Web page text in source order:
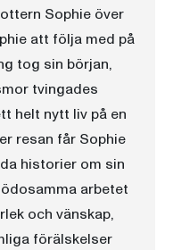
Sophie över
att följa med på
tog sin början,
tvingades
helt nytt liv på en
resan får Sophie
historier om sin
arbetet
och vänskap,
förälskelser